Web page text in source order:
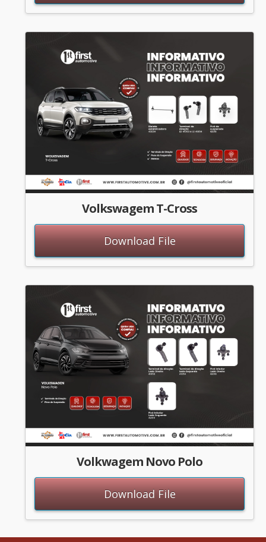
Volkswagem T-Cross
Download File
Volkwagem Novo Polo
Download File